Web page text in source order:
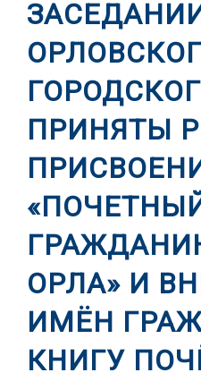
ПРИНЯТЫ
ОРЛА» И
ИМЁН
КНИГУ